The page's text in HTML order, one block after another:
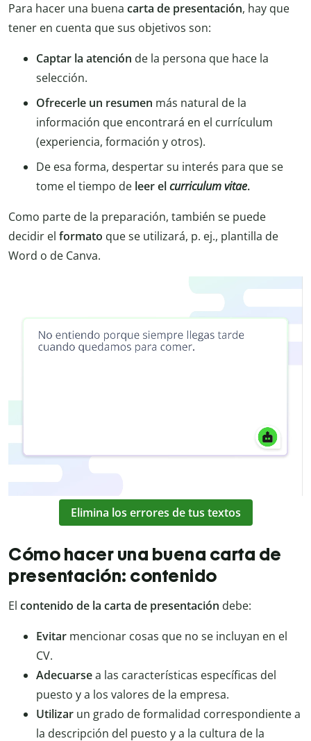
Para hacer una buena carta de presentación, hay que
tener en cuenta que sus objetivos son:
Captar la atención de la persona que hace la
selección.
Ofrecerle un resumen más natural de la
información que encontrará en el currículum
(experiencia, formación y otros).
De esa forma, despertar su interés para que se
tome el tiempo de leer elcurriculum vitae.
Como parte de la preparación, también se puede
decidir el formato que se utilizará, p. ej., plantilla de
Word o de Canva.
Elimina los errores de tus textos
Cómo hacer una buena carta de
presentación: contenido
El contenido de la carta de presentación debe:
Evitar mencionar cosas que no se incluyan en el
CV.
Adecuarsea las características específicas del
puesto y a los valores de la empresa.
Utilizar un grado de formalidad correspondiente a
la descripción del puesto y a la cultura de la